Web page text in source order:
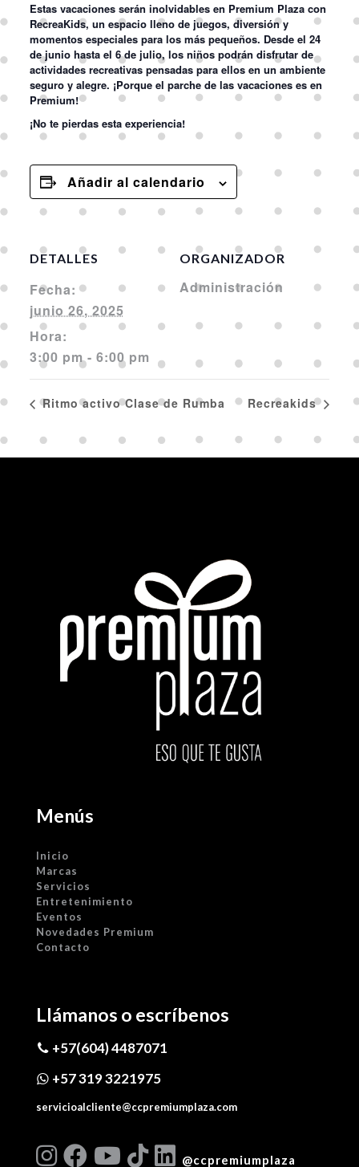
Estas vacaciones serán inolvidables en Premium Plaza con
RecreaKids, un espacio lleno de juegos, diversión y
momentos especiales para los más pequeños. Desde el 24
de junio hasta el 6 de julio, los niños podrán disfrutar de
actividades recreativas pensadas para ellos en un ambiente
seguro y alegre. ¡Porque el parche de las vacaciones es en
Premium!
¡No te pierdas esta experiencia!
Añadir al calendario
DETALLES
Fecha:
junio 26, 2025
Hora:
3:00 pm - 6:00 pm
ORGANIZADOR
Administración
Ritmo activo Clase de Rumba Recreakids
Menús
Inicio
Marcas
Servicios
Entretenimiento
Eventos
Novedades Premium
Contacto
Llámanos o escríbenos
+57(604) 4487071
+57 319 3221975
servicioalcliente@ccpremiumplaza.com
@ccpremiumplaza